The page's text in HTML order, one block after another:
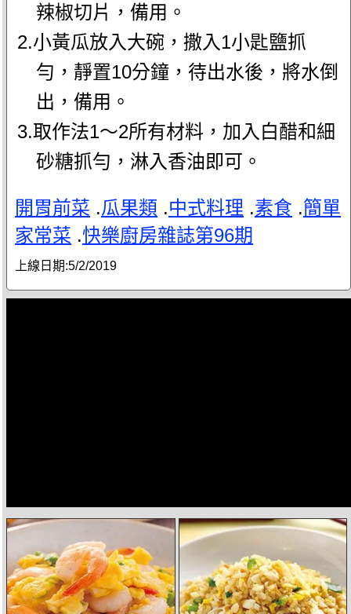
辣椒切片，備用。
2.小黃瓜放入大碗，撒入1小匙鹽抓
勻，靜置10分鐘，待出水後，將水倒
出，備用。
3.取作法1～2所有材料，加入白醋和細
砂糖抓勻，淋入香油即可。
開胃前菜 .瓜果類 .中式料理 .素食 .簡單
家常菜 .快樂廚房雜誌第96期
上線日期:5/2/2019